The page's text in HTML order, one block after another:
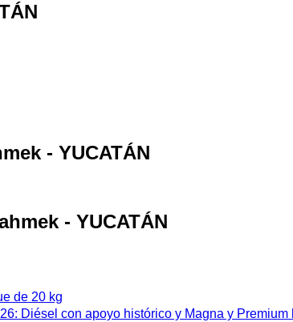
- YUCATÁN
- YUCATÁN
de 20 kg
Diésel con apoyo histórico y Magna y Premium